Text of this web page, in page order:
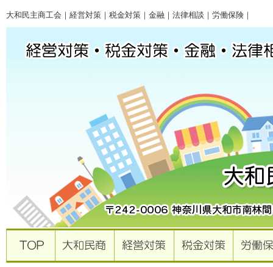
大和民主商工会｜経営対策｜税金対策｜金融｜法律相談｜労働保険｜